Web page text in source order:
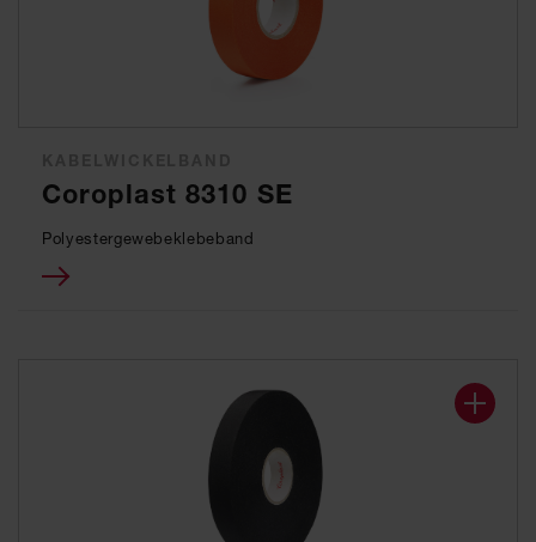
Coroplast 8310 SE
Polyestergewebeklebeband